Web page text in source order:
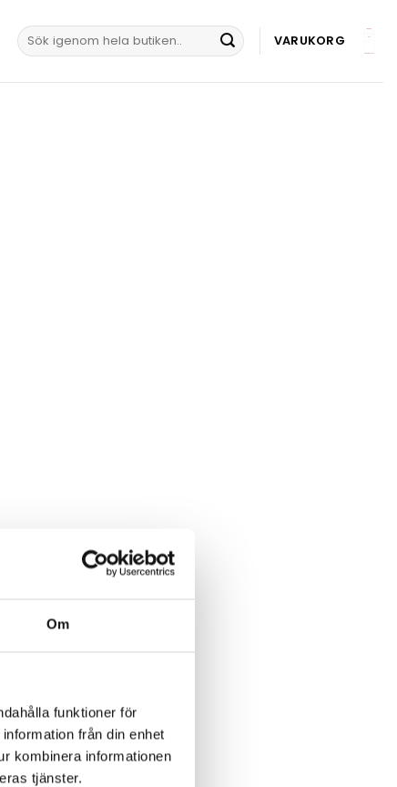
Om
funktioner för
från din enhet
kombinera informationen
tjänster.
Sök
efter:
VARUKORG